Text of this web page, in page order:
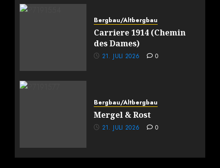
Bergbau/Altbergbau
Carriere 1914 (Chemin
des Dames)
21. JULI 2026 0
Bergbau/Altbergbau
Mergel & Rost
21. JULI 2026 0